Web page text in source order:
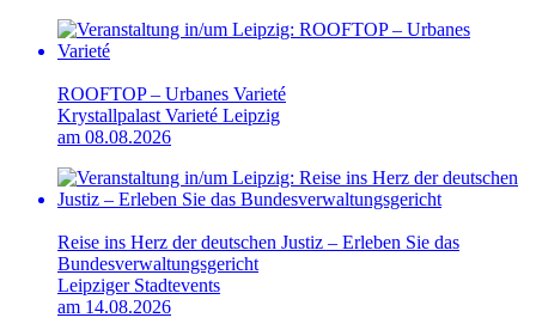
ROOFTOP – Urbanes Varieté
Krystallpalast Varieté Leipzig
am 08.08.2026
Reise ins Herz der deutschen Justiz – Erleben Sie das
Bundesverwaltungsgericht
Leipziger Stadtevents
am 14.08.2026